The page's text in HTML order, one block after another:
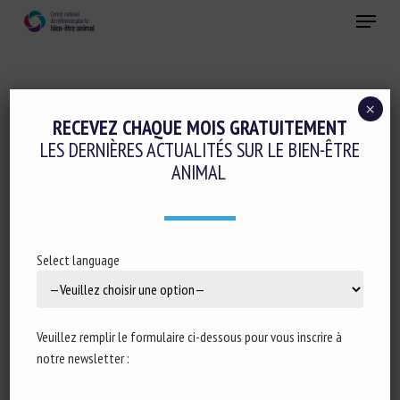
Menu
Initiatives en faveur du bien-être animal
Réglementation
NORMAND PROPOSE DES MESURES AU
15 septembre 2024
RECEVEZ CHAQUE MOIS GRATUITEMENT
LES DERNIÈRES ACTUALITÉS SUR LE BIEN-ÊTRE
ANIMAL
Select language
Veuillez remplir le formulaire ci-dessous pour vous inscrire à
notre newsletter :
×